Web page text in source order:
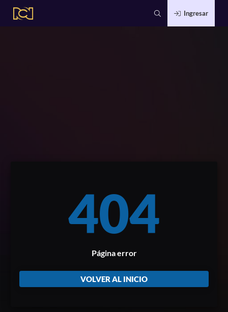
Ingresar
404
Página error
VOLVER AL INICIO